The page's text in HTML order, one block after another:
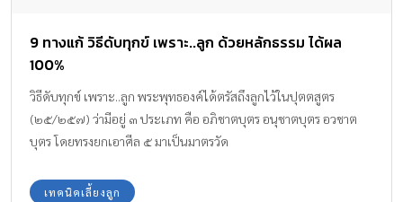
9 ทางแก้ วิธีดับทุกข์ เพราะ..ลูก ด้วยหลักธรรม ได้ผล
100%
วิธีดับทุกข์ เพราะ..ลูก พระพุทธองค์ได้ตรัสถึงลูกไว้ในปุตตสูตร
(๒๕/๒๕๗) ว่ามีอยู่ ๓ ประเภท คือ อภิชาตบุตร อนุชาตบุตร อวชาต
บุตร โดยทรงยกเอาศีล ๕ มาเป็นมาตรวัด
เทคนิคเลี้ยงลูก